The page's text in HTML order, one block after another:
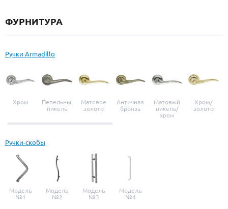
ФУРНИТУРА
Ручки Armadillo
Хром
Пепельный
никель
Матовое
золото
Античная
бронза
Матовый
никель/
хром
Хром/
золото
Ручки-скобы
Модель
№1
Модель
№2
Модель
№3
Модель
№4